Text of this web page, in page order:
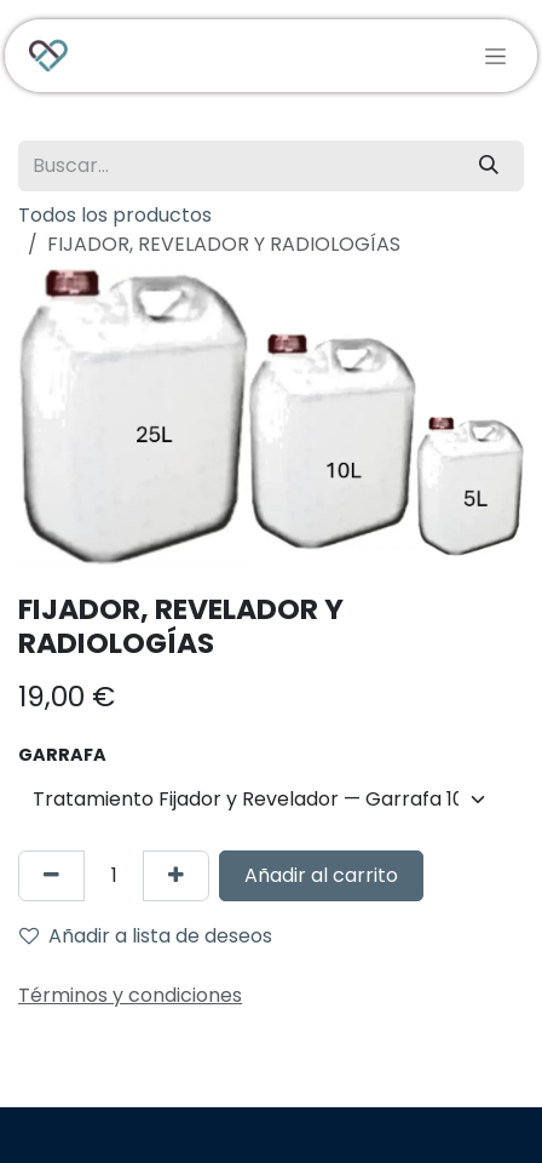
Ir al contenido
Todos los productos
FIJADOR, REVELADOR Y RADIOLOGÍAS
FIJADOR, REVELADOR Y
RADIOLOGÍAS
19,00 €
GARRAFA
Añadir al carrito
Añadir a lista de deseos
Términos y condiciones